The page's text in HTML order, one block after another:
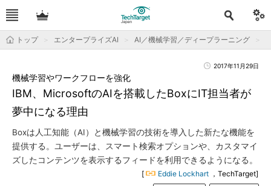
トップ エンタープライズAI AI／機械学習／ディープラーニング
2017年11月29日
IBM、MicrosoftのAIを搭載したBoxにIT担当者が
夢中になる理由
機械学習やワークフローを強化
Boxは人工知能（AI）と機械学習の技術を導入した新たな機能を
提供する。ユーザーは、スマート検索オプションや、カスタマイ
ズしたコンテンツを表示するフィードを利用できるようになる。
[ Eddie Lockhart ，TechTarget]